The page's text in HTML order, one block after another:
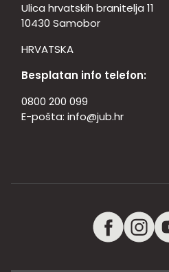
Ulica hrvatskih branitelja 11
10430 Samobor
HRVATSKA
Besplatan info telefon:
0800 200 099
E-pošta: info@jub.hr